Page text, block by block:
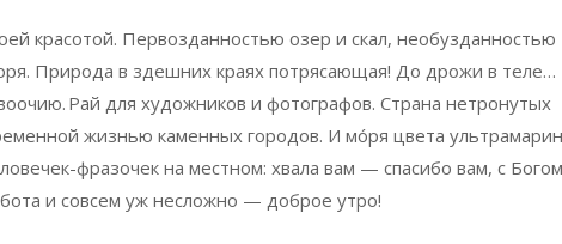
красотой. Первозданностью озер и скал, необузданностью
Природа в здешних краях потрясающая! До дрожи в теле…
Рай для художников и фотографов. Страна нетронутых
жизнью каменных городов. И мóря цвета
фразочек на местном: хвала вам — спасибо вам, с Богом
и совсем уж несложно — доброе утро!